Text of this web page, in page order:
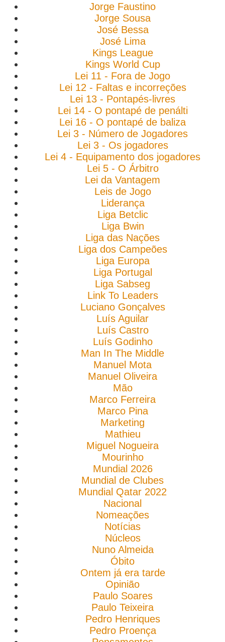
Jorge Faustino
Jorge Sousa
José Bessa
José Lima
Kings League
Kings World Cup
Lei 11 - Fora de Jogo
Lei 12 - Faltas e incorreções
Lei 13 - Pontapés-livres
Lei 14 - O pontapé de penálti
Lei 16 - O pontapé de baliza
Lei 3 - Número de Jogadores
Lei 3 - Os jogadores
Lei 4 - Equipamento dos jogadores
Lei 5 - O Árbitro
Lei da Vantagem
Leis de Jogo
Liderança
Liga Betclic
Liga Bwin
Liga das Nações
Liga dos Campeões
Liga Europa
Liga Portugal
Liga Sabseg
Link To Leaders
Luciano Gonçalves
Luís Aguilar
Luís Castro
Luís Godinho
Man In The Middle
Manuel Mota
Manuel Oliveira
Mão
Marco Ferreira
Marco Pina
Marketing
Mathieu
Miguel Nogueira
Mourinho
Mundial 2026
Mundial de Clubes
Mundial Qatar 2022
Nacional
Nomeações
Notícias
Núcleos
Nuno Almeida
Óbito
Ontem já era tarde
Opinião
Paulo Soares
Paulo Teixeira
Pedro Henriques
Pedro Proença